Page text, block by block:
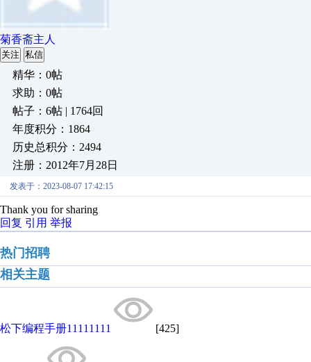
菊香斋主人
关注 私信
精华：0帖
求助：0帖
帖子：6帖 | 1764回
年度积分：1864
历史总积分：2494
注册：2012年7月28日
发表于：2023-08-07 17:42:15
Thank you for sharing
回复 引用 举报
热门招聘
相关主题
松下编程手册11111111 [425]